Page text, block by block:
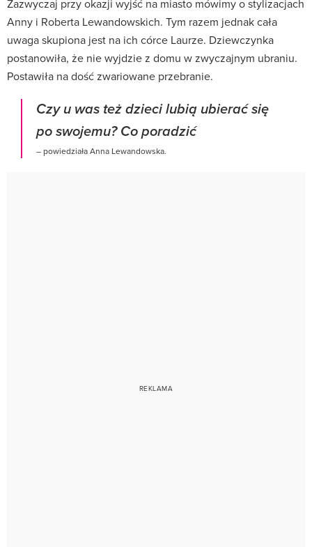
Zazwyczaj przy okazji wyjść na miasto mówimy o stylizacjach
Anny i Roberta Lewandowskich. Tym razem jednak cała
uwaga skupiona jest na ich córce Laurze. Dziewczynka
postanowiła, że nie wyjdzie z domu w zwyczajnym ubraniu.
Postawiła na dość zwariowane przebranie.
Czy u was też dzieci lubią ubierać się
po swojemu? Co poradzić
– powiedziała Anna Lewandowska.